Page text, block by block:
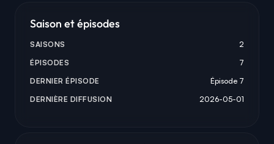
Saison et épisodes
SAISONS
2
ÉPISODES
7
DERNIER ÉPISODE
Épisode 7
DERNIÈRE DIFFUSION
2026-05-01